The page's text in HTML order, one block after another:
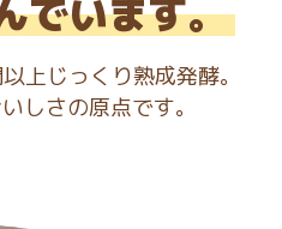
でいます。
上じっくり熟成発酵。
しさの原点です。